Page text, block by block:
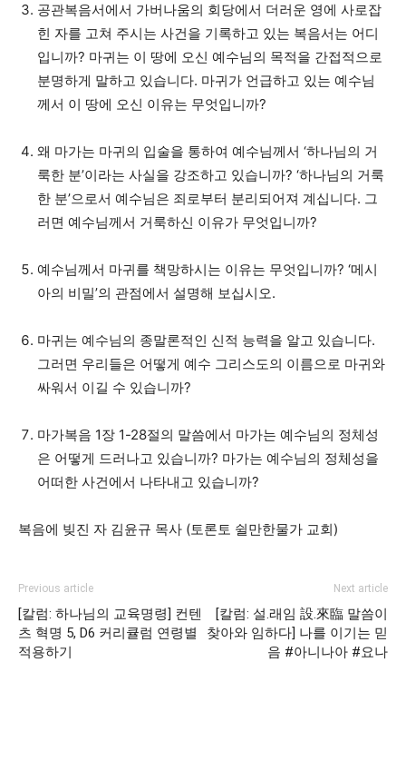
공관복음서에서 가버나움의 회당에서 더러운 영에 사로잡
힌 자를 고쳐 주시는 사건을 기록하고 있는 복음서는 어디
입니까? 마귀는 이 땅에 오신 예수님의 목적을 간접적으로
분명하게 말하고 있습니다. 마귀가 언급하고 있는 예수님
께서 이 땅에 오신 이유는 무엇입니까?
왜 마가는 마귀의 입술을 통하여 예수님께서 ‘하나님의 거
룩한 분’이라는 사실을 강조하고 있습니까? ‘하나님의 거룩
한 분’으로서 예수님은 죄로부터 분리되어져 계십니다. 그
러면 예수님께서 거룩하신 이유가 무엇입니까?
예수님께서 마귀를 책망하시는 이유는 무엇입니까? ‘메시
아의 비밀’의 관점에서 설명해 보십시오.
마귀는 예수님의 종말론적인 신적 능력을 알고 있습니다.
그러면 우리들은 어떻게 예수 그리스도의 이름으로 마귀와
싸워서 이길 수 있습니까?
마가복음 1장 1-28절의 말씀에서 마가는 예수님의 정체성
은 어떻게 드러나고 있습니까? 마가는 예수님의 정체성을
어떠한 사건에서 나타내고 있습니까?
복음에 빚진 자 김윤규 목사 (토론토 쉴만한물가 교회)
Previous article
[칼럼: 하나님의 교육명령] 컨텐
츠 혁명 5, D6 커리큘럼 연령별
적용하기
Next article
[칼럼: 설.래임 設.來臨 말씀이
찾아와 임하다] 나를 이기는 믿
음 #아니나아 #요나